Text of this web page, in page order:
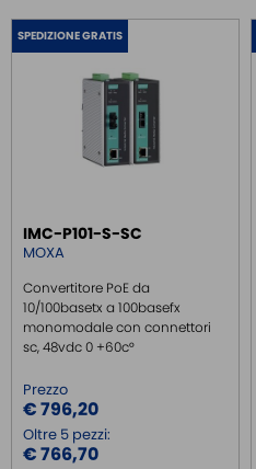
SPEDIZIONE GRATIS
IMC-P101-S-SC
MOXA
Convertitore PoE da
10/100basetx a 100basefx
monomodale con connettori
sc, 48vdc 0 +60c°
Prezzo
€ 796,20
Oltre 5 pezzi:
€ 766,70